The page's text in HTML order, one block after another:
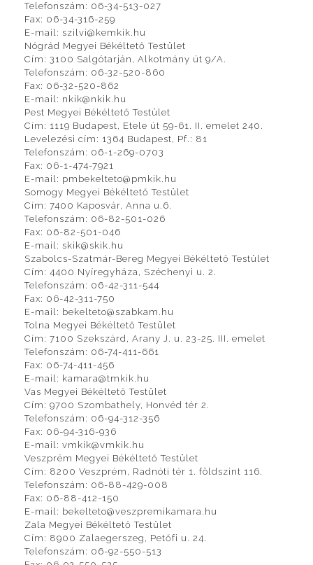
Telefonszám: 06-34-513-027
Fax: 06-34-316-259
E-mail: szilvi@kemkik.hu
Nógrád Megyei Békéltető Testület
Cím: 3100 Salgótarján, Alkotmány út 9/A.
Telefonszám: 06-32-520-860
Fax: 06-32-520-862
E-mail: nkik@nkik.hu
Pest Megyei Békéltető Testület
Cím: 1119 Budapest, Etele út 59-61. II. emelet 240.
Levelezési cím: 1364 Budapest, Pf.: 81
Telefonszám: 06-1-269-0703
Fax: 06-1-474-7921
E-mail: pmbekelteto@pmkik.hu
Somogy Megyei Békéltető Testület
Cím: 7400 Kaposvár, Anna u.6.
Telefonszám: 06-82-501-026
Fax: 06-82-501-046
E-mail: skik@skik.hu
Szabolcs-Szatmár-Bereg Megyei Békéltető Testület
Cím: 4400 Nyíregyháza, Széchenyi u. 2.
Telefonszám: 06-42-311-544
Fax: 06-42-311-750
E-mail: bekelteto@szabkam.hu
Tolna Megyei Békéltető Testület
Cím: 7100 Szekszárd, Arany J. u. 23-25. III. emelet
Telefonszám: 06-74-411-661
Fax: 06-74-411-456
E-mail: kamara@tmkik.hu
Vas Megyei Békéltető Testület
Cím: 9700 Szombathely, Honvéd tér 2.
Telefonszám: 06-94-312-356
Fax: 06-94-316-936
E-mail: vmkik@vmkik.hu
Veszprém Megyei Békéltető Testület
Cím: 8200 Veszprém, Radnóti tér 1. földszint 116.
Telefonszám: 06-88-429-008
Fax: 06-88-412-150
E-mail: bekelteto@veszpremikamara.hu
Zala Megyei Békéltető Testület
Cím: 8900 Zalaegerszeg, Petőfi u. 24.
Telefonszám: 06-92-550-513